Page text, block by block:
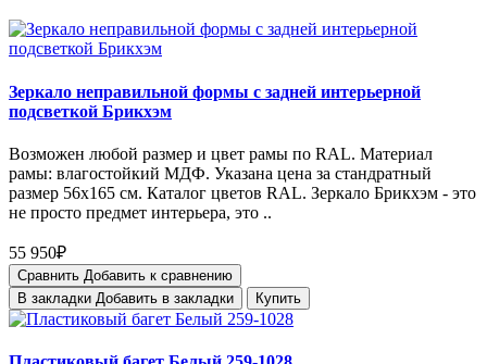
Зеркало неправильной формы с задней интерьерной
подсветкой Брикхэм
Возможен любой размер и цвет рамы по RAL. Материал
рамы: влагостойкий МДФ. Указана цена за стандратный
размер 56х165 см. Каталог цветов RAL. Зеркало Брикхэм - это
не просто предмет интерьера, это ..
55 950₽
Сравнить Добавить к сравнению
В закладки Добавить в закладки Купить